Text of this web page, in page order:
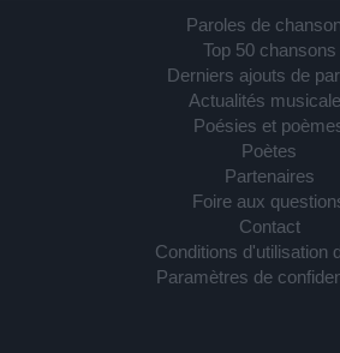
Paroles de
Top 50 chansons
Derniers ajouts de
Actualités
Poésies et
Poètes
Partenaires
Foire aux
Contact
Conditions d'utilisation
Paramètres de